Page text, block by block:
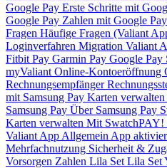
Google Pay Erste Schritte mit
Google Pay Zahlen mit Google Pay
Fragen Häufige Fragen (Valiant
Loginverfahren Migration Valiant
Fitbit Pay Garmin Pay Google Pay
myValiant Online-Kontoeröffnung
Rechnungsempfänger
mit Samsung Pay Karten
Samsung Pay Über Samsung Pay
Karten verwalten Mit SwatchPAY!
Valiant App Allgemein App
Mehrfachnutzung Sicherheit &
Vorsorgen Zahlen Lila Set Lila Set